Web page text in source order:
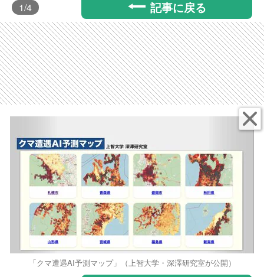
1/4 記事に戻る
「クマ遭遇AI予測マップ」（上智大学・深澤研究室が公開）